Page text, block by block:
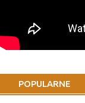
POPULARNE